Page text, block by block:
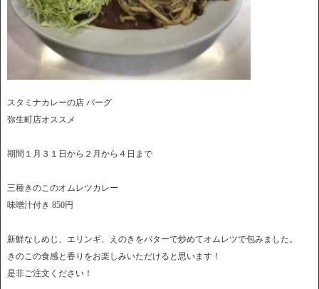
スタミナカレーの店 バーグ
弥生町店オススメ
期間１月３１日から２月から４日まで
三種きのこのオムレツカレー
味噌汁付き 850円
新鮮なしめじ、エリンギ、えのきをバターで炒めてオムレツで包みました。
きのこの食感と香りをお楽しみいただけると思います！
是非ご注文ください！